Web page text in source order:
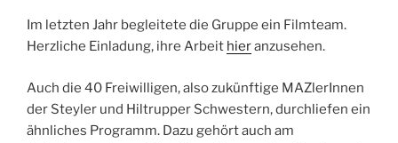
Im letzten Jahr begleitete die Gruppe ein Filmteam.
Herzliche Einladung, ihre Arbeit hieranzusehen.
Auch die 40 Freiwilligen, also zukünftige MAZlerInnen
der Steyler und Hiltrupper Schwestern, durchliefen ein
ähnliches Programm. Dazu gehört auch am